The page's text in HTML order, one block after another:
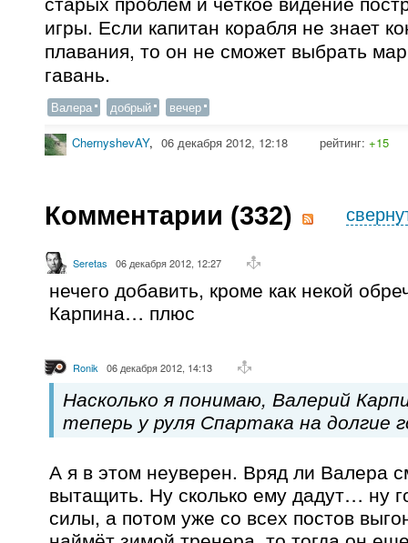
игры. Если капитан корабля не знает
плавания, то он не сможет выбрать
гавань.
Валера добрый вечер
ChernyshevAY, 06 декабря 2012, 12:18 рейтинг: +15
Комментарии (332)
Seretas 06 декабря 2012, 12:27
нечего добавить, кроме как некой
Карпина… плюс
Ronik 06 декабря 2012, 14:13
Насколько я понимаю, Валерий
теперь у руля Спартака на долгие
А я в этом неуверен. Вряд ли Валера
вытащить. Ну сколько ему дадут… ну
силы, а потом уже со всех постов